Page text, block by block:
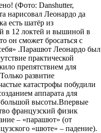
(Фото: Danshutter,
нарисовал Леонардо да
есть шатёр из
в 12 локтей и вышиной в
он сможет бросаться с
.Парашют Леонардо был
практической
препятствием для
развитие
катастрофы побудили
аппарата для
большой высоты.Впервые
французский физик
– «парашют» (от
«шюте» – падение).